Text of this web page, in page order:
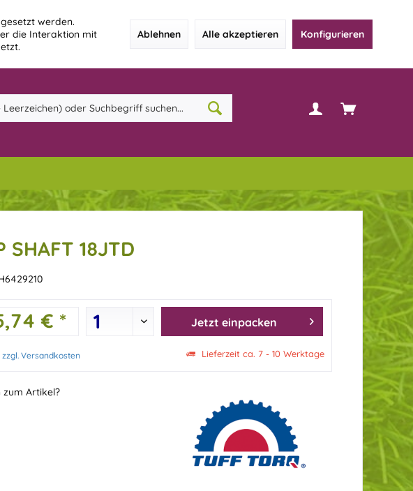
werden.
die Interaktion mit
Ablehnen Alle akzeptieren Konfigurieren
SHAFT 18JTD
€ * Jetzt einpacken
zzgl. Versandkosten Lieferzeit ca. 7 - 10 Werktage
zum Artikel?